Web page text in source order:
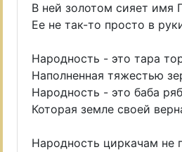
В ней золотом сияет имя
Ее не так-то просто в
Народность - это тара
Наполненная тяжестью
Народность - это баба
Которая земле своей
Народность циркачам не